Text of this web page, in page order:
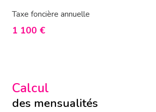
Taxe foncière annuelle
1 100 €
Calcul
des mensualités